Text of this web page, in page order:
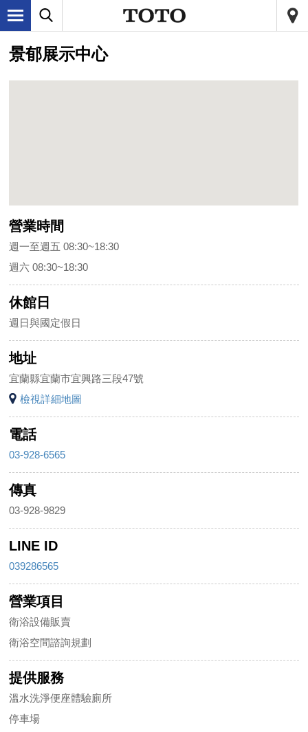
景郁展示中心
營業時間
週一至週五 08:30~18:30
週六 08:30~18:30
休館日
週日與國定假日
地址
宜蘭縣宜蘭市宜興路三段47號
檢視詳細地圖
電話
03-928-6565
傳真
03-928-9829
LINE ID
039286565
營業項目
衛浴設備販賣
衛浴空間諮詢規劃
提供服務
溫水洗淨便座體驗廁所
停車場